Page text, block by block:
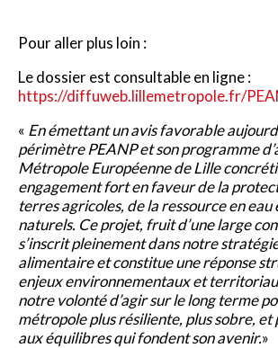
Pour aller plus loin :
Le dossier est consultable en ligne :
https://diffuweb.lillemetropole.fr/
« En émettant un avis favorable
périmètre PEANP et son programme
Métropole Européenne de Lille
engagement fort en faveur de la
terres agricoles, de la ressource en eau
naturels. Ce projet, fruit d’une large
s’inscrit pleinement dans notre
alimentaire et constitue une réponse
enjeux environnementaux et
notre volonté d’agir sur le long terme
métropole plus résiliente, plus sobre,
aux équilibres qui fondent son avenir.»